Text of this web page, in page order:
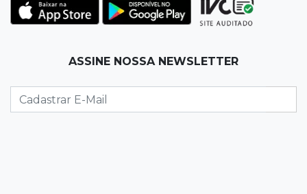
O crescimento descontrolado das big techs
Árvore cai, bloqueia avenida e deixa comércio
ASSINE NOSSA NEWSLETTER